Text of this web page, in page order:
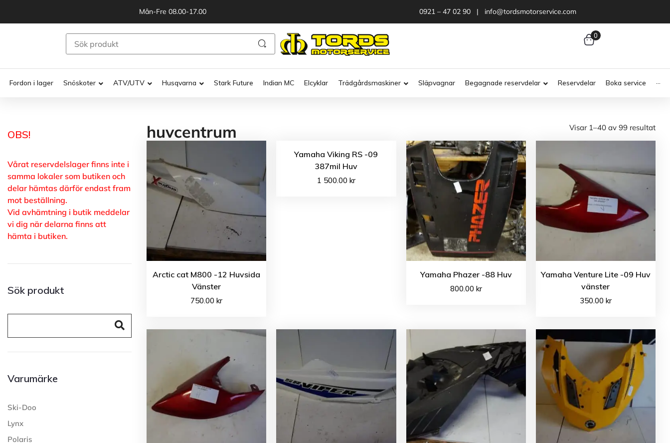
Mån-Fre 08.00-17.00 0921 – 47 02 90 | info@tordsmotorservice.com
0
Fordon i lager Snöskoter ATV/UTV Husqvarna Stark Future Indian MC Elcyklar Trädgårdsmaskiner Släpvagnar Begagnade reservdelar Reservdelar Boka service ···
OBS!
Vårat reservdelslager finns inte i
samma lokaler som butiken och
delar hämtas därför endast fram
mot beställning.
Vid avhämtning i butik meddelar
vi dig när delarna finns att
hämta i butiken.
Sök produkt
Varumärke
Ski-Doo
Lynx
Polaris
huvcentrum Visar 1–40 av 99 resultat
Arctic cat M800 -12 Huvsida
Vänster
750.00kr
Yamaha Viking RS -09
387mil Huv
1 500.00 kr
Yamaha Phazer -88 Huv
800.00 kr
Yamaha Venture Lite -09 Huv
vänster
350.00 kr